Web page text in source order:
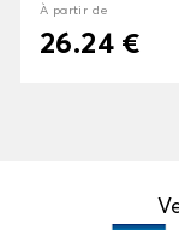
À partir de
26.24 €